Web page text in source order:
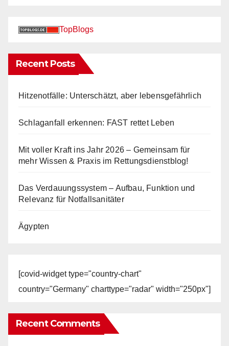
TopBlogs
Recent Posts
Hitzenotfälle: Unterschätzt, aber lebensgefährlich
Schlaganfall erkennen: FAST rettet Leben
Mit voller Kraft ins Jahr 2026 – Gemeinsam für
mehr Wissen & Praxis im Rettungsdienstblog!
Das Verdauungssystem – Aufbau, Funktion und
Relevanz für Notfallsanitäter
Ägypten
[covid-widget type="country-chart"
country="Germany" charttype="radar" width="250px"]
Recent Comments